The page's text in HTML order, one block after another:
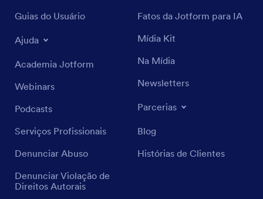
Guias do Usuário
Ajuda
Academia Jotform
Webinars
Podcasts
Serviços Profissionais
Denunciar Abuso
Denunciar Violação de
Direitos Autorais
Fatos da Jotform para IA
Mídia Kit
Na Mídia
Newsletters
Parcerias
Blog
Histórias de Clientes